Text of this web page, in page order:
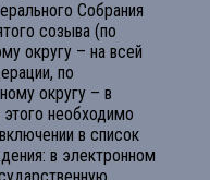
Собрания
созыва (по
округу – на всей
по
округу – в
необходимо
в список
в электронном